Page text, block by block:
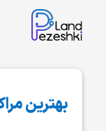
بهترین